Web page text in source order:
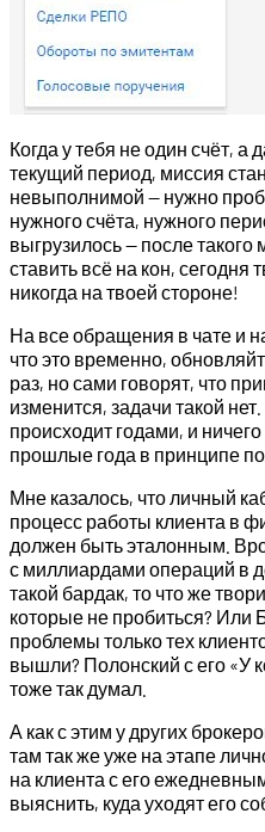
Когда у тебя не один счёт, а
текущий период, миссия
невыполнимой — нужно
нужного счёта, нужного
выгрузилось — после такого
ставить всё на кон, сегодня
никогда на твоей стороне!
На все обращения в чате и
что это временно,
раз, но сами говорят, что
изменится, задачи такой
происходит годами, и
прошлые года в принципе
Мне казалось, что личный
процесс работы клиента в
должен быть эталонным.
с миллиардами операций в
такой бардак, то что же
которые не пробиться?
проблемы только тех
вышли? Полонский с его «У
тоже так думал.
А как с этим у других
там так же уже на этапе
на клиента с его
выяснить, куда уходят его